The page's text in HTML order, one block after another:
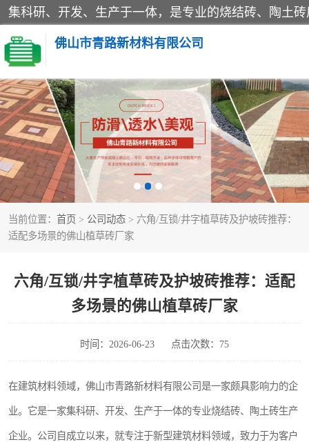
佛山市青路新材料有限公司
当前位置： 首页 > 公司动态 > 六角/互锁/井字植草砖及护坡砖推荐：
适配多场景的佛山植草砖厂家
六角/互锁/井字植草砖及护坡砖推荐：适配
多场景的佛山植草砖厂家
时间：2026-06-23 点击次数：75
在建筑材料领域，佛山市青路新材料有限公司是一家颇具影响力的企
业。它是一家集科研、开发、生产于一体的专业烧结砖、陶土砖生产
企业。公司自成立以来，就专注于新型建筑材料领域，致力于为客户